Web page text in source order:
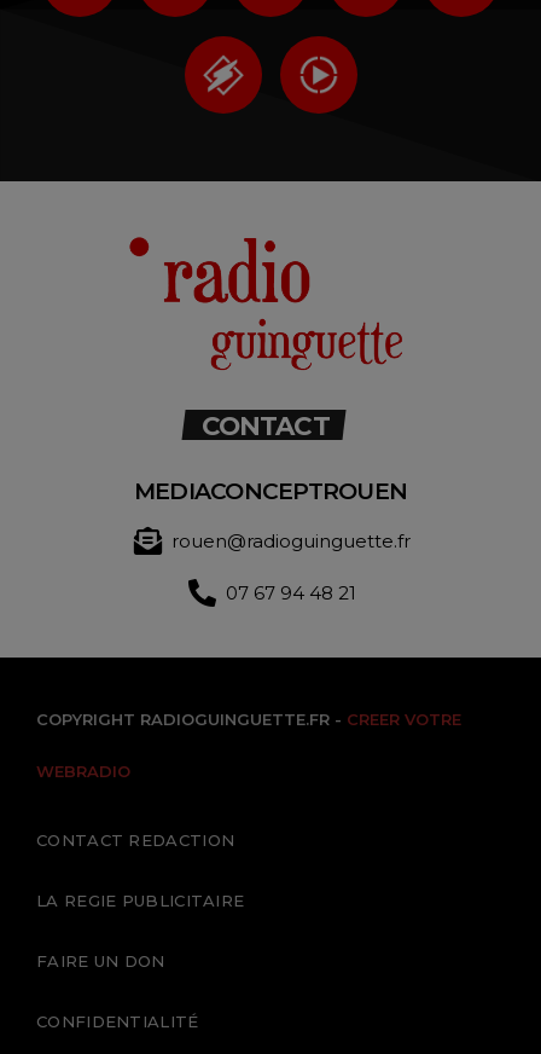
CONTACT
MEDIACONCEPTROUEN
rouen@radioguinguette.fr
07 67 94 48 21
COPYRIGHT RADIOGUINGUETTE.FR - CREER VOTRE
WEBRADIO
CONTACT REDACTION
LA REGIE PUBLICITAIRE
FAIRE UN DON
CONFIDENTIALITÉ